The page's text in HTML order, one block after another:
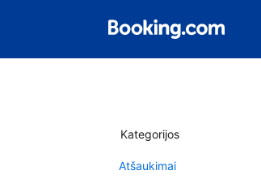
Kategorijos
Atšaukimai